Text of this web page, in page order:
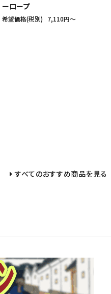
ーロープ
希望価格(税別) 7,110円〜
すべてのおすすめ商品を見る